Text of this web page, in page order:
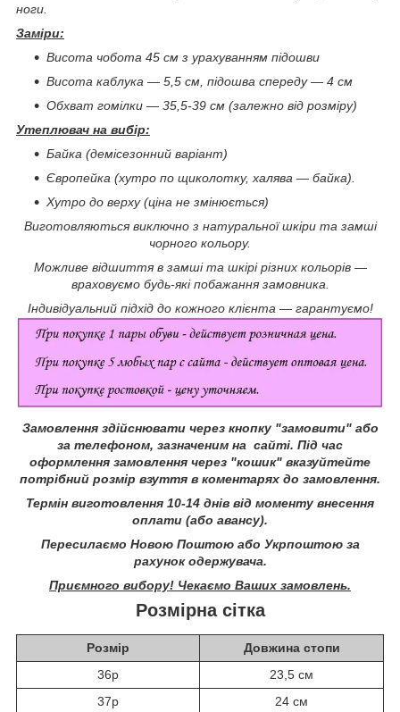
ноги.
Заміри:
Висота чобота 45 см з урахуванням підошви
Висота каблука — 5,5 см, підошва спереду — 4 см
Обхват гомілки — 35,5-39 см (залежно від розміру)
Утеплювач на вибір:
Байка (демісезонний варіант)
Європейка (хутро по щиколотку, халява — байка).
Хутро до верху (ціна не змінюється)
Виготовляються виключно з натуральної шкіри та замші
чорного кольору.
Можливе відшиття в замші та шкірі різних кольорів —
враховуємо будь-які побажання замовника.
Індивідуальний підхід до кожного клієнта — гарантуємо!
Замовлення здійснювати через кнопку "замовити" або
за телефоном, зазначеним на сайті. Під час
оформлення замовлення через "кошик" вказуйтейте
потрібний розмір взуття в коментарях до замовлення.
Термін виготовлення 10-14 днів від моменту внесення
оплати (або авансу).
Пересилаємо Новою Поштою або Укрпоштою за
рахунок одержувача.
Приємного вибору! Чекаємо Ваших замовлень.
Розмірна сітка
Розмір
Довжина стопи
36р
23,5 см
37р
24 см